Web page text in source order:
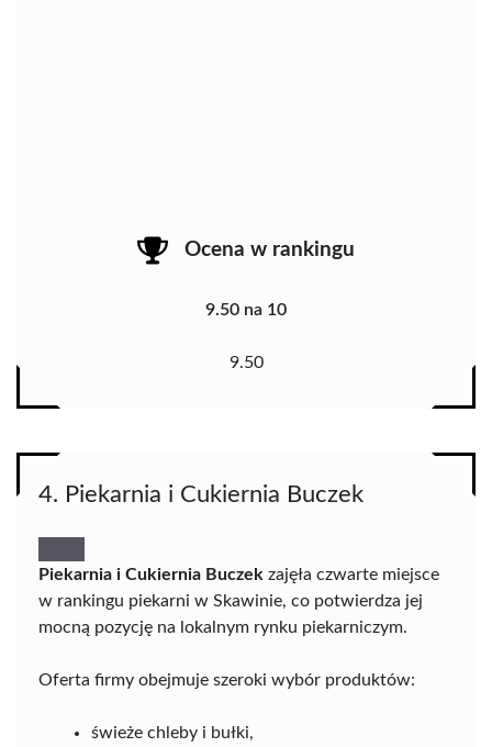
Ocena w rankingu
9.50 na 10
9.50
4. Piekarnia i Cukiernia Buczek
Piekarnia i Cukiernia Buczek zajęła czwarte miejsce
w rankingu piekarni w Skawinie, co potwierdza jej
mocną pozycję na lokalnym rynku piekarniczym.
Oferta firmy obejmuje szeroki wybór produktów:
świeże chleby i bułki,